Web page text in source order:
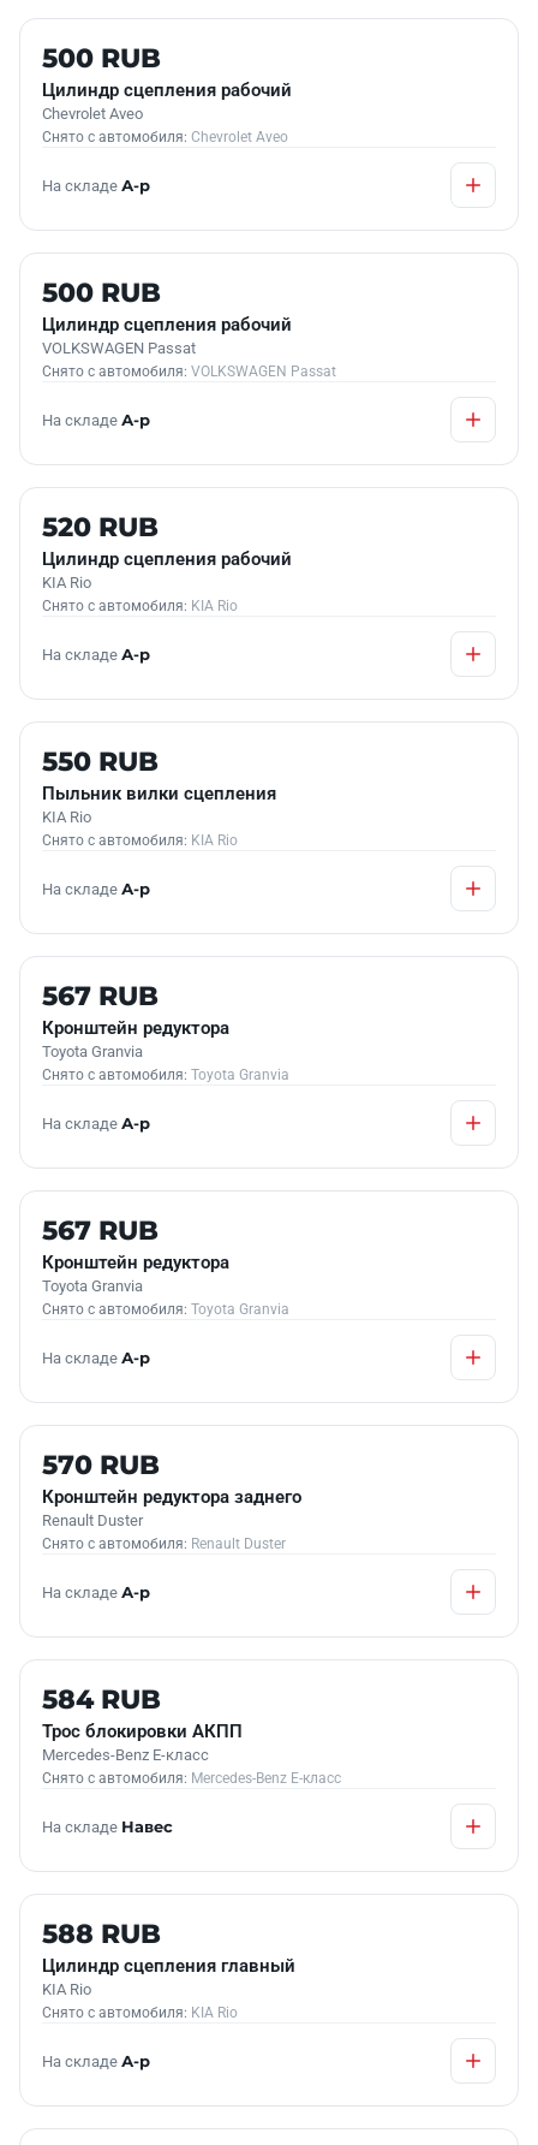
Б/У В НАЛИЧИИ
500 RUB
Цилиндр сцепления рабочий
Chevrolet Aveo
Снято с автомобиля: Chevrolet Aveo
На складе А-р
Б/У В НАЛИЧИИ
500 RUB
Цилиндр сцепления рабочий
VOLKSWAGEN Passat
Снято с автомобиля: VOLKSWAGEN Passat
На складе А-р
Б/У В НАЛИЧИИ
520 RUB
Цилиндр сцепления рабочий
KIA Rio
Снято с автомобиля: KIA Rio
На складе А-р
Б/У В НАЛИЧИИ
550 RUB
Пыльник вилки сцепления
KIA Rio
Снято с автомобиля: KIA Rio
На складе А-р
Б/У В НАЛИЧИИ
567 RUB
Кронштейн редуктора
Toyota Granvia
Снято с автомобиля: Toyota Granvia
На складе А-р
Б/У В НАЛИЧИИ
567 RUB
Кронштейн редуктора
Toyota Granvia
Снято с автомобиля: Toyota Granvia
На складе А-р
Б/У В НАЛИЧИИ
570 RUB
Кронштейн редуктора заднего
Renault Duster
Снято с автомобиля: Renault Duster
На складе А-р
Б/У В НАЛИЧИИ
584 RUB
Трос блокировки АКПП
Mercedes-Benz E-класс
Снято с автомобиля: Mercedes-Benz E-класс
На складе Навес
Б/У В НАЛИЧИИ
588 RUB
Цилиндр сцепления главный
KIA Rio
Снято с автомобиля: KIA Rio
На складе А-р